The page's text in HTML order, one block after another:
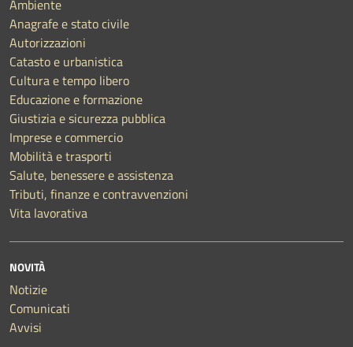
Ambiente
Anagrafe e stato civile
Autorizzazioni
Catasto e urbanistica
Cultura e tempo libero
Educazione e formazione
Giustizia e sicurezza pubblica
Imprese e commercio
Mobilità e trasporti
Salute, benessere e assistenza
Tributi, finanze e contravvenzioni
Vita lavorativa
NOVITÀ
Notizie
Comunicati
Avvisi